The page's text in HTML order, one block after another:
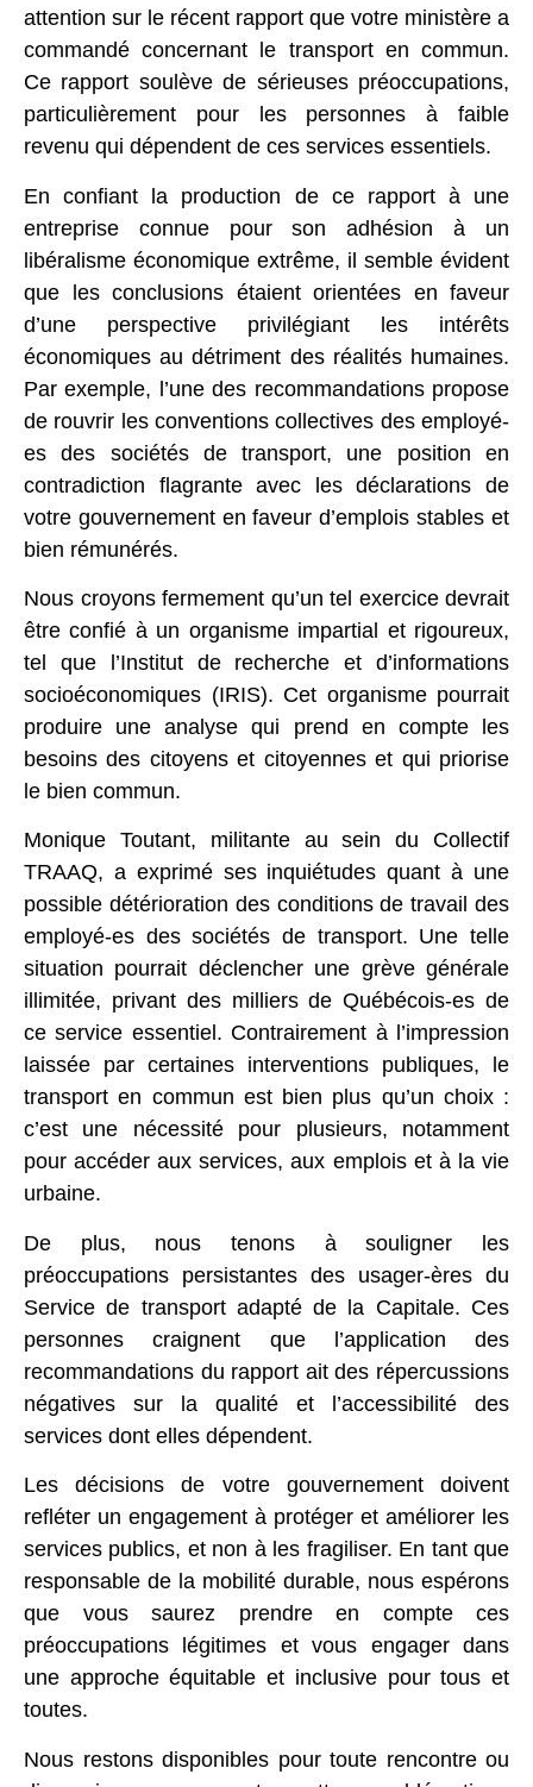
attention sur le récent rapport que votre ministère a
commandé concernant le transport en commun.
Ce rapport soulève de sérieuses préoccupations,
particulièrement pour les personnes à faible
revenu qui dépendent de ces services essentiels.
En confiant la production de ce rapport à une
entreprise connue pour son adhésion à un
libéralisme économique extrême, il semble évident
que les conclusions étaient orientées en faveur
d’une perspective privilégiant les intérêts
économiques au détriment des réalités humaines.
Par exemple, l’une des recommandations propose
de rouvrir les conventions collectives des employé-
es des sociétés de transport, une position en
contradiction flagrante avec les déclarations de
votre gouvernement en faveur d’emplois stables et
bien rémunérés.
Nous croyons fermement qu’un tel exercice devrait
être confié à un organisme impartial et rigoureux,
tel que l’Institut de recherche et d’informations
socioéconomiques (IRIS). Cet organisme pourrait
produire une analyse qui prend en compte les
besoins des citoyens et citoyennes et qui priorise
le bien commun.
Monique Toutant, militante au sein du Collectif
TRAAQ, a exprimé ses inquiétudes quant à une
possible détérioration des conditions de travail des
employé-es des sociétés de transport. Une telle
situation pourrait déclencher une grève générale
illimitée, privant des milliers de Québécois-es de
ce service essentiel. Contrairement à l’impression
laissée par certaines interventions publiques, le
transport en commun est bien plus qu’un choix :
c’est une nécessité pour plusieurs, notamment
pour accéder aux services, aux emplois et à la vie
urbaine.
De plus, nous tenons à souligner les
préoccupations persistantes des usager-ères du
Service de transport adapté de la Capitale. Ces
personnes craignent que l’application des
recommandations du rapport ait des répercussions
négatives sur la qualité et l’accessibilité des
services dont elles dépendent.
Les décisions de votre gouvernement doivent
refléter un engagement à protéger et améliorer les
services publics, et non à les fragiliser. En tant que
responsable de la mobilité durable, nous espérons
que vous saurez prendre en compte ces
préoccupations légitimes et vous engager dans
une approche équitable et inclusive pour tous et
toutes.
Nous restons disponibles pour toute rencontre ou